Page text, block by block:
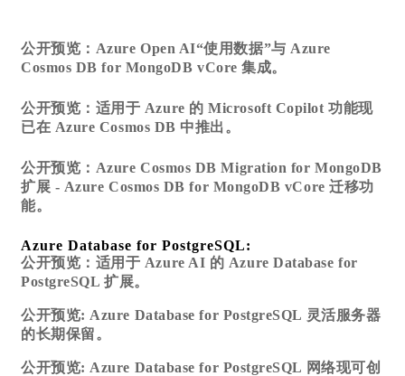
公开预览：Azure Open AI“使用数据”与 Azure
Cosmos DB for MongoDB vCore 集成。
公开预览：适用于 Azure 的 Microsoft Copilot 功能现
已在 Azure Cosmos DB 中推出。
公开预览：Azure Cosmos DB Migration for MongoDB
扩展 - Azure Cosmos DB for MongoDB vCore 迁移功
能。
Azure Database for PostgreSQL:
公开预览：适用于 Azure AI 的 Azure Database for
PostgreSQL 扩展。
公开预览: Azure Database for PostgreSQL 灵活服务器
的长期保留。
公开预览: Azure Database for PostgreSQL 网络现可创